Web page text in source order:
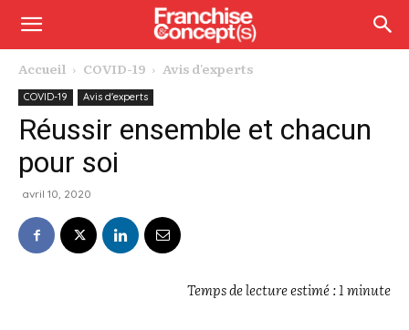
Accueil COVID-19 Avis d'experts
COVID-19 Avis d'experts
Réussir ensemble et chacun
pour soi
avril 10, 2020
Temps de lecture estimé : 1 minute